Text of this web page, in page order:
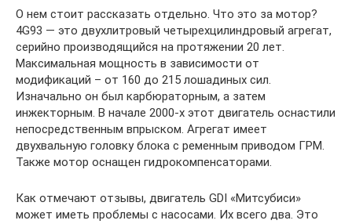
О нем стоит рассказать отдельно. Что это за мотор?
4G93 — это двухлитровый четырехцилиндровый агрегат,
серийно производящийся на протяжении 20 лет.
Максимальная мощность в зависимости от
модификаций – от 160 до 215 лошадиных сил.
Изначально он был карбюраторным, а затем
инжекторным. В начале 2000-х этот двигатель оснастили
непосредственным впрыском. Агрегат имеет
двухвальную головку блока с ременным приводом ГРМ.
Также мотор оснащен гидрокомпенсаторами.
Как отмечают отзывы, двигатель GDI «Митсубиси»
может иметь проблемы с насосами. Их всего два. Это